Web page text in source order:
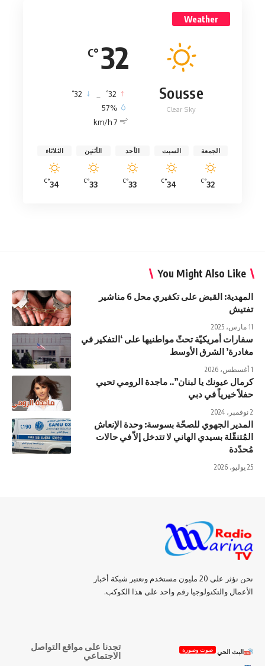
Weather
32
°C
Sousse
Clear Sky
32
°
32
°
57%
7 km/h
الجمعة
32
°C
السبت
34
°C
الأحد
33
°C
الأثنين
33
°C
الثلاثاء
34
°C
You Might Also Like
المهدية: القبض على تكفيري محل 6 مناشير
تفتيش
11 مارس، 2025
سفارات أمريكيّة تحثّ مواطنيها على ‘التفكير في
مغادرة’ الشرق الأوسط
1 أغسطس، 2026
كرمال عيونك يا لبنان”.. ماجدة الرومي تحيي
حفلاً خيرياً في دبي
2 نوفمبر، 2024
المدير الجهوي للصحّة بسوسة: وحدة الإنعاش
المُتنقّلة بسيدي الهاني لا تتدخل إلاّ في حالات
مُحدّدة
25 يوليو، 2026
نحن نؤثر على 20 مليون مستخدم ونعتبر شبكة أخبار
الأعمال والتكنولوجيا رقم واحد على هذا الكوكب.
البث الحي صوت وصورة
تجدنا على مواقع التواصل
الاجتماعي